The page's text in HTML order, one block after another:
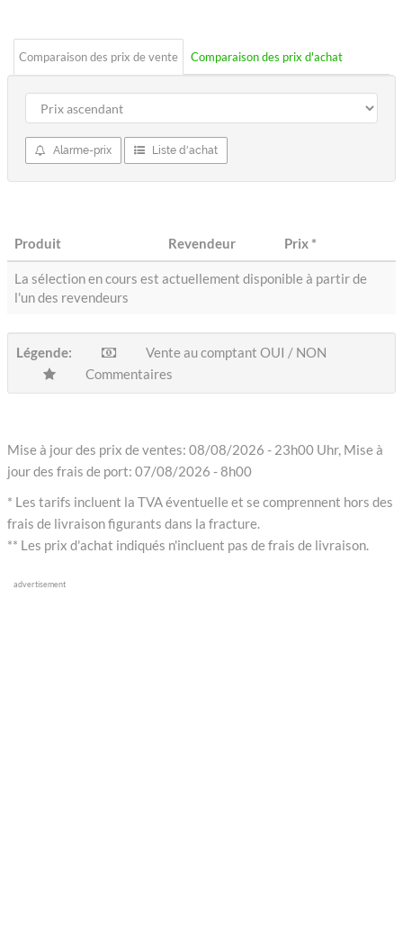
Comparaison des prix de vente Comparaison des prix d'achat
Alarme-prix Liste d'achat
Produit Revendeur Prix*
La sélection en cours est actuellement disponible à partir de
l'un des revendeurs
Légende:
Vente au comptant OUI / NON
Commentaires
Mise à jour des prix de ventes: 08/08/2026 - 23h00 Uhr, Mise à
jour des frais de port: 07/08/2026 - 8h00
* Les tarifs incluent la TVA éventuelle et se comprennent hors des
frais de livraison figurants dans la fracture.
** Les prix d'achat indiqués n'incluent pas de frais de livraison.
advertisement